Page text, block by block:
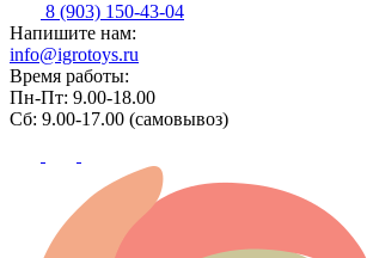
8 (903) 150-43-04
Напишите нам:
info@igrotoys.ru
Время работы:
Пн-Пт: 9.00-18.00
Сб: 9.00-17.00 (самовывоз)